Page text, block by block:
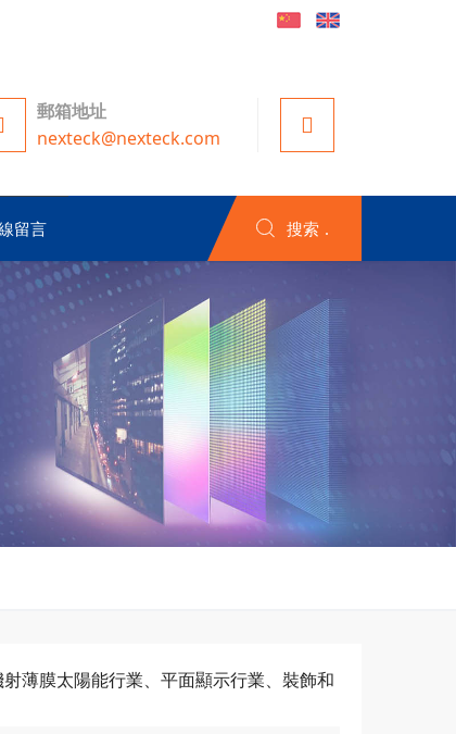
郵箱地址
nexteck@nexteck.com
留言 搜索
薄膜太陽能行業、平面顯示行業、裝飾和